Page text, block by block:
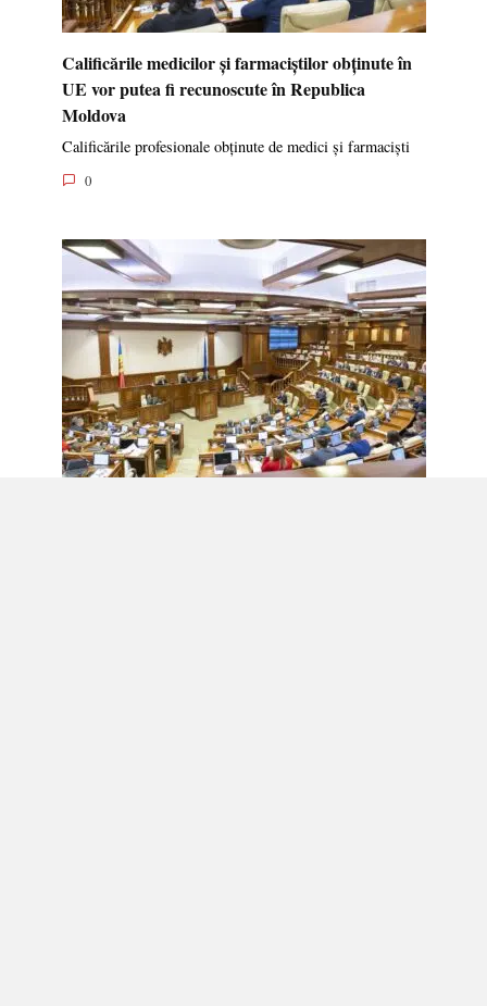
Calificările medicilor și farmaciștilor obținute în
UE vor putea fi recunoscute în Republica
Moldova
Calificările profesionale obținute de medici și farmaciști
0